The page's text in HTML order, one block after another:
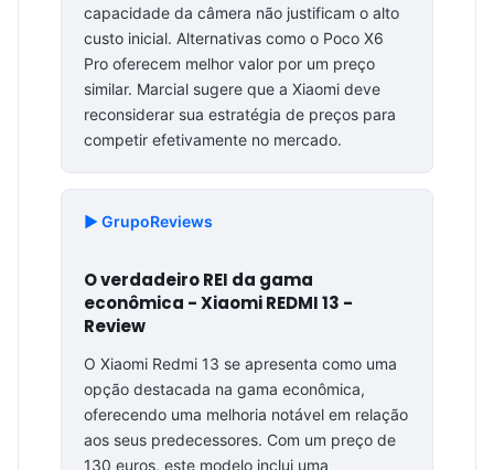
capacidade da câmera não justificam o alto
custo inicial. Alternativas como o Poco X6
Pro oferecem melhor valor por um preço
similar. Marcial sugere que a Xiaomi deve
reconsiderar sua estratégia de preços para
competir efetivamente no mercado.
▶️ GrupoReviews
O verdadeiro REI da gama
econômica - Xiaomi REDMI 13 -
Review
O Xiaomi Redmi 13 se apresenta como uma
opção destacada na gama econômica,
oferecendo uma melhoria notável em relação
aos seus predecessores. Com um preço de
130 euros, este modelo inclui uma